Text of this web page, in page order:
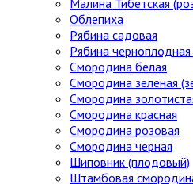
Малина Тибетская
Облепиха
Рябина садовая
Рябина
Смородина белая
Смородина зеленая
Смородина
Смородина красная
Смородина розовая
Смородина черная
Шиповник (плодовый)
Штамбовая